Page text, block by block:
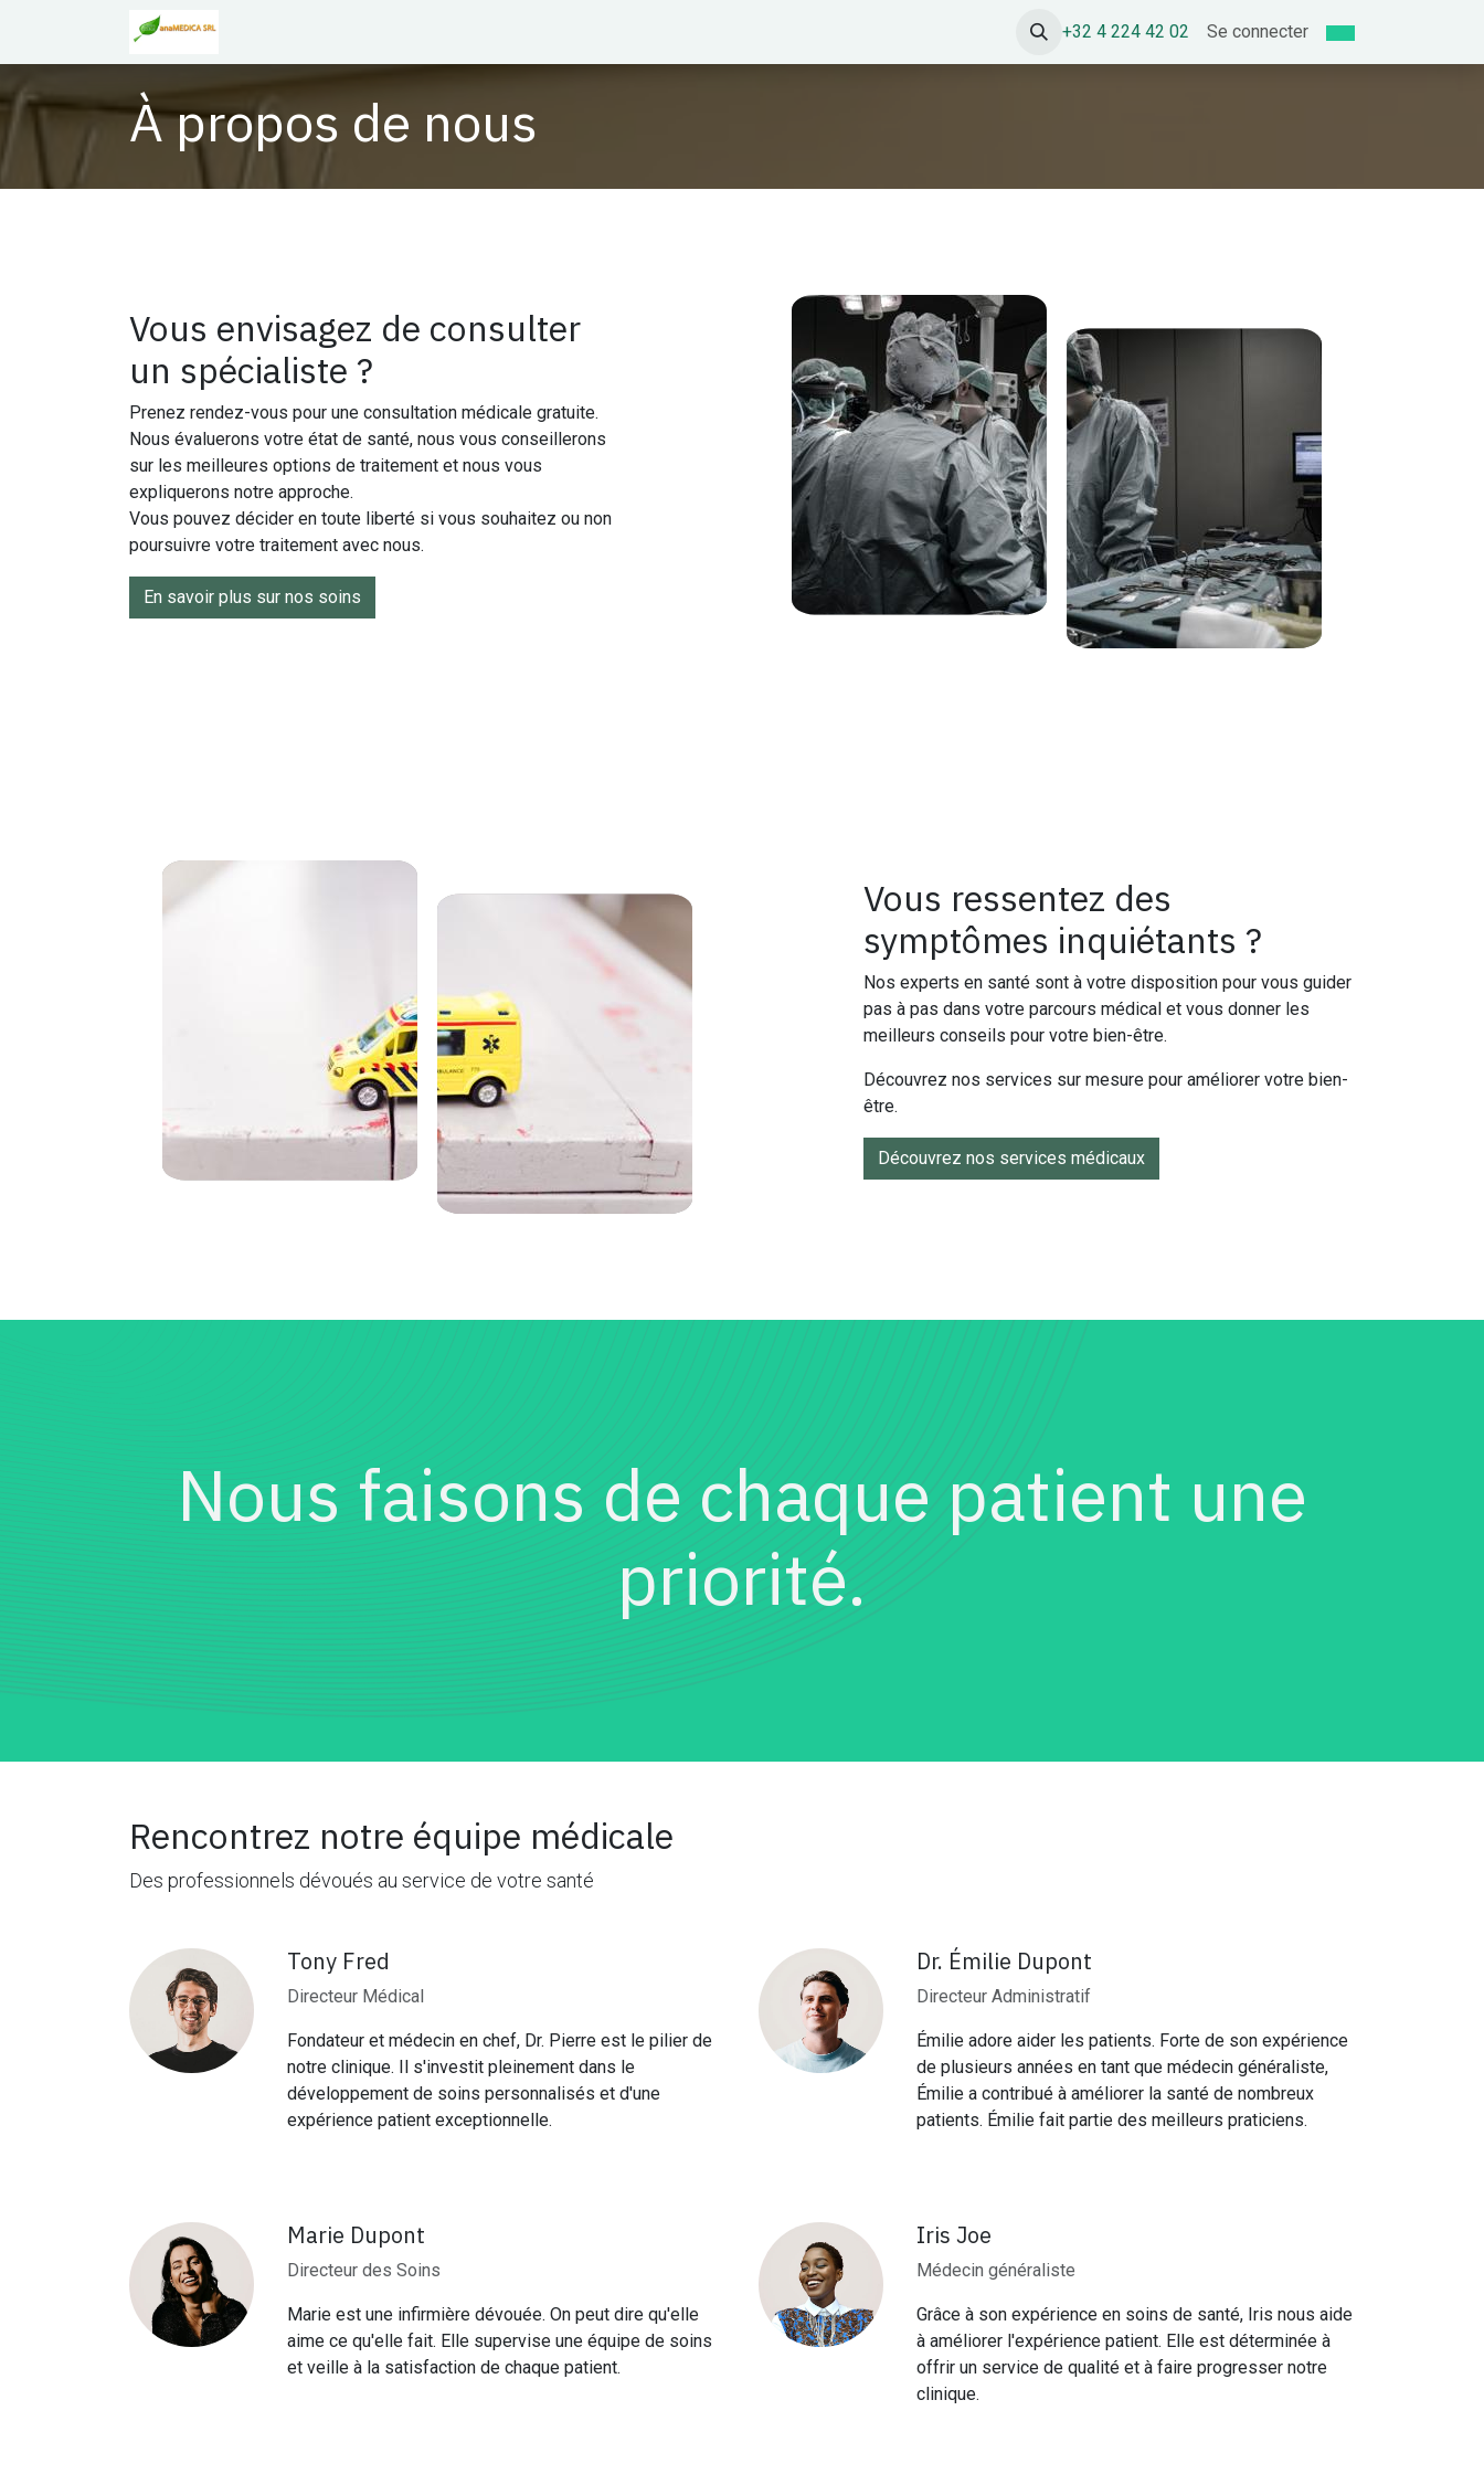
Se rendre au contenu
+32 4 224 42 02 Se connecter
À propos de nous
Vous envisagez de consulter
un spécialiste ?
Prenez rendez-vous pour une consultation médicale gratuite.
Nous évaluerons votre état de santé, nous vous conseillerons
sur les meilleures options de traitement et nous vous
expliquerons notre approche.
Vous pouvez décider en toute liberté si vous souhaitez ou non
poursuivre votre traitement avec nous.
En savoir plus sur nos soins
Vous ressentez des
symptômes inquiétants ?
Nos experts en santé sont à votre disposition pour vous guider
pas à pas dans votre parcours médical et vous donner les
meilleurs conseils pour votre bien-être.
Découvrez nos services sur mesure pour améliorer votre bien-
être.
Découvrez nos services médicaux
Nous faisons de chaque patient une
priorité.
Rencontrez notre équipe médicale
Des professionnels dévoués au service de votre santé
Tony Fred
Directeur Médical
Fondateur et médecin en chef, Dr. Pierre est le pilier de
notre clinique. Il s'investit pleinement dans le
développement de soins personnalisés et d'une
expérience patient exceptionnelle.
Dr. Émilie Dupont
Directeur Administratif
Émilie adore aider les patients. Forte de son expérience
de plusieurs années en tant que médecin généraliste,
Émilie a contribué à améliorer la santé de nombreux
patients. Émilie fait partie des meilleurs praticiens.
Marie Dupont
Directeur des Soins
Marie est une infirmière dévouée. On peut dire qu'elle
aime ce qu'elle fait. Elle supervise une équipe de soins
et veille à la satisfaction de chaque patient.
Iris Joe
Médecin généraliste
Grâce à son expérience en soins de santé, Iris nous aide
à améliorer l'expérience patient. Elle est déterminée à
offrir un service de qualité et à faire progresser notre
clinique.